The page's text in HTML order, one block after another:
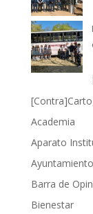
Academia
Aparato
Barra de
Bienestar